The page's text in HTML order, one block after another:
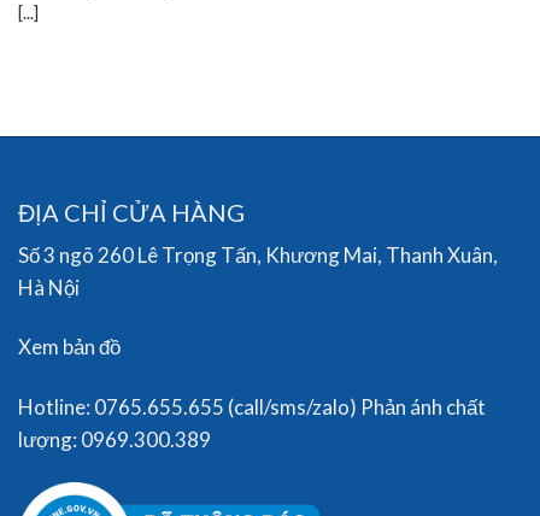
[...]
ĐỊA CHỈ CỬA HÀNG
Số 3 ngõ 260 Lê Trọng Tấn, Khương Mai, Thanh Xuân,
Hà Nội
Xem bản đồ
Hotline: 0765.655.655 (call/sms/zalo) Phản ánh chất
lượng: 0969.300.389